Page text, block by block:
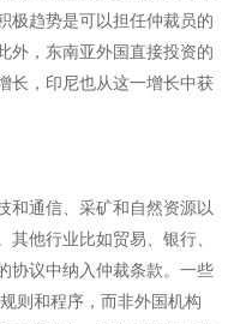
极趋势是可以担任仲裁员的
外，东南亚外国直接投资的
长，印尼也从这一增长中获
和通信、采矿和自然资源以
他行业比如贸易、银行、
协议中纳入仲裁条款。一些
则和程序，而非外国机构